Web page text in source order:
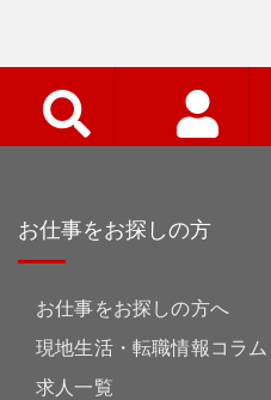
お仕事をお探しの方
お仕事をお探しの方へ
現地生活・転職情報コラム
求人一覧